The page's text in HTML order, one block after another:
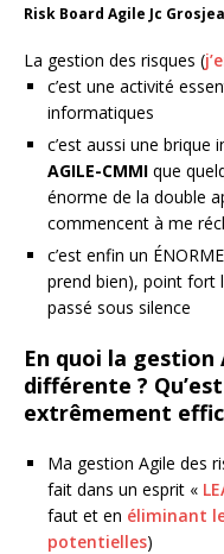
Risk Board Agile Jc
La gestion des risques (
c’est une activité
informatiques
c’est aussi une brique
AGILE-CMMI que
énorme de la double
commencent à me
c’est enfin un
prend bien), point fort
passé sous silence
En quoi la gestion
différente ?
extrêmement
Ma gestion Agile des
fait dans un esprit «
faut et en éliminant
potentielles)